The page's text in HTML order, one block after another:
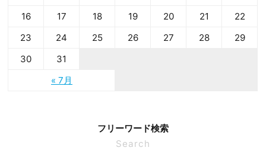
« 7月
16
17 18 19 20 21
22
23
24 25 26 27 28
29
30
31
フリーワード検索
Search